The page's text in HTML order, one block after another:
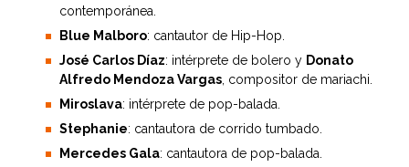
contemporánea.
Blue Malboro: cantautor de Hip-Hop.
José Carlos Díaz: intérprete de bolero y Donato
Alfredo Mendoza Vargas , compositor de mariachi.
Miroslava: intérprete de pop-balada.
Stephanie: cantautora de corrido tumbado.
Mercedes Gala: cantautora de pop-balada.